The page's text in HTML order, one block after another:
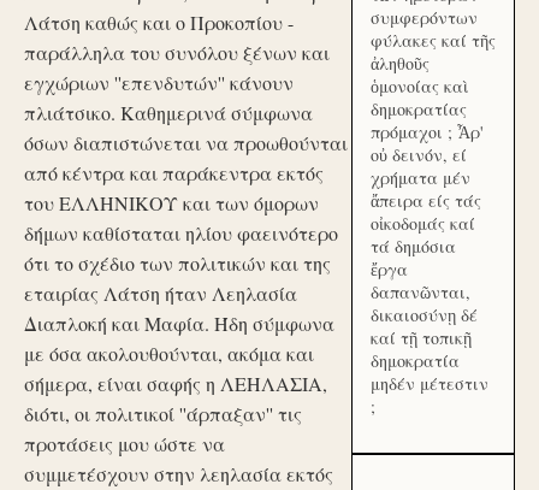
Λάτση καθώς και ο Προκοπίου -
παράλληλα του συνόλου ξένων και
εγχώριων ''επενδυτών'' κάνουν
πλιάτσικο. Καθημερινά σύμφωνα
όσων διαπιστώνεται να προωθούνται
από κέντρα και παράκεντρα εκτός
του ΕΛΛΗΝΙΚΟΥ και των όμορων
δήμων καθίσταται ηλίου φαεινότερο
ότι το σχέδιο των πολιτικών και της
εταιρίας Λάτση ήταν Λεηλασία
Διαπλοκή και Μαφία. Ήδη σύμφωνα
με όσα ακολουθούνται, ακόμα και
σήμερα, είναι σαφής η ΛΕΗΛΑΣΙΑ,
διότι, οι πολιτικοί ''άρπαξαν'' τις
προτάσεις μου ώστε να
συμμετέσχουν στην λεηλασία εκτός
συμφερόντων
φύλακες καί τῆς
ἀληθοῦς
ὁμονοίας καὶ
δημοκρατίας
πρόμαχοι ; Ἆρ'
οὐ δεινόν, εί
χρήματα μέν
ἄπειρα είς τάς
οἰκοδομάς καί
τά δημόσια
ἔργα
δαπανῶνται,
δικαιοσύνῃ δέ
καί τῇ τοπικῇ
δημοκρατία
μηδέν μέτεστιν
;